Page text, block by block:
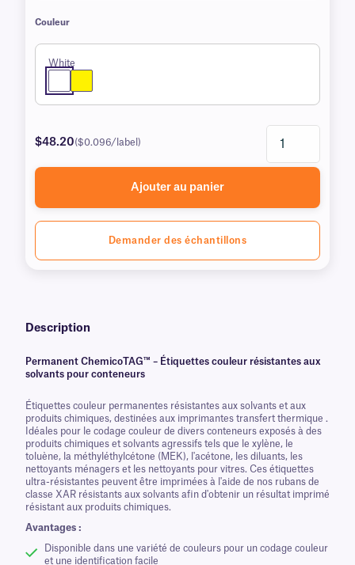
Couleur
White
$48.20($0.096/label)
Ajouter au panier
Demander des échantillons
Description
Permanent ChemicoTAG™ – Étiquettes couleur résistantes aux
solvants pour conteneurs
Étiquettes couleur permanentes résistantes aux solvants et aux
produits chimiques, destinées aux imprimantes transfert thermique .
Idéales pour le codage couleur de divers conteneurs exposés à des
produits chimiques et solvants agressifs tels que le xylène, le
toluène, la méthyléthylcétone (MEK), l'acétone, les diluants, les
nettoyants ménagers et les nettoyants pour vitres. Ces étiquettes
ultra-résistantes peuvent être imprimées à l'aide de nos rubans de
classe XAR résistants aux solvants afin d'obtenir un résultat imprimé
résistant aux produits chimiques.
Avantages :
Disponible dans une variété de couleurs pour un codage couleur
et une identification facile